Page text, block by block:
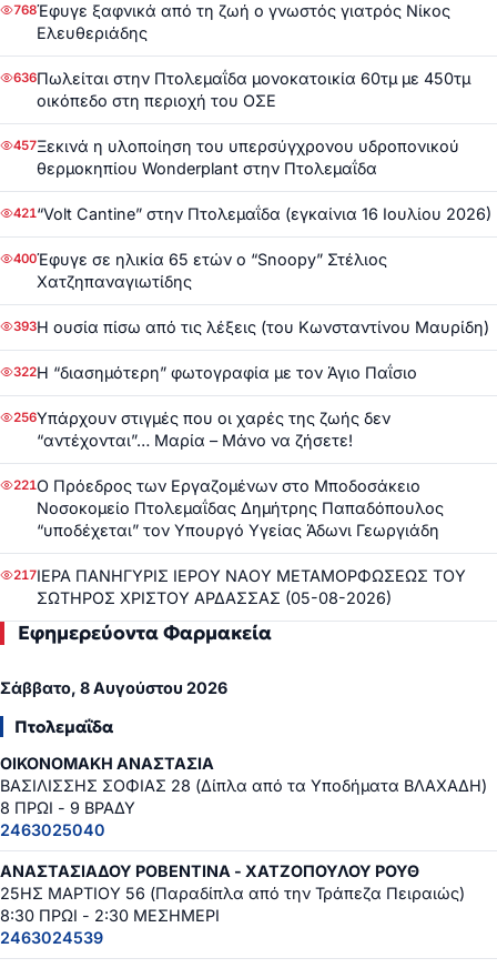
768Έφυγε ξαφνικά από τη ζωή ο γνωστός γιατρός Νίκος
Ελευθεριάδης
636Πωλείται στην Πτολεμαΐδα μονοκατοικία 60τμ με 450τμ
οικόπεδο στη περιοχή του ΟΣΕ
457Ξεκινά η υλοποίηση του υπερσύγχρονου υδροπονικού
θερμοκηπίου Wonderplant στην Πτολεμαΐδα
421“Volt Cantine” στην Πτολεμαΐδα (εγκαίνια 16 Ιουλίου 2026)
400Έφυγε σε ηλικία 65 ετών ο “Snoopy” Στέλιος
Χατζηπαναγιωτίδης
393Η ουσία πίσω από τις λέξεις (του Κωνσταντίνου Μαυρίδη)
322Η “διασημότερη” φωτογραφία με τον Άγιο Παΐσιο
256Υπάρχουν στιγμές που οι χαρές της ζωής δεν
“αντέχονται”… Μαρία – Μάνο να ζήσετε!
221Ο Πρόεδρος των Εργαζομένων στο Μποδοσάκειο
Νοσοκομείο Πτολεμαΐδας Δημήτρης Παπαδόπουλος
“υποδέχεται” τον Υπουργό Υγείας Άδωνι Γεωργιάδη
217ΙΕΡΑ ΠΑΝΗΓΥΡΙΣ ΙΕΡΟΥ ΝΑΟΥ ΜΕΤΑΜΟΡΦΩΣΕΩΣ ΤΟΥ
ΣΩΤΗΡΟΣ ΧΡΙΣΤΟΥ ΑΡΔΑΣΣΑΣ (05-08-2026)
Εφημερεύοντα Φαρμακεία
Σάββατο, 8 Αυγούστου 2026
Πτολεμαΐδα
ΟΙΚΟΝΟΜΑΚΗ ΑΝΑΣΤΑΣΙΑ
ΒΑΣΙΛΙΣΣΗΣ ΣΟΦΙΑΣ 28 (Δίπλα από τα Υποδήματα ΒΛΑΧΑΔΗ)
8 ΠΡΩΙ - 9 ΒΡΑΔΥ
2463025040
ΑΝΑΣΤΑΣΙΑΔΟΥ ΡΟΒΕΝΤΙΝΑ - ΧΑΤΖΟΠΟΥΛΟΥ ΡΟΥΘ
25ΗΣ ΜΑΡΤΙΟΥ 56 (Παραδίπλα από την Τράπεζα Πειραιώς)
8:30 ΠΡΩΙ - 2:30 ΜΕΣΗΜΕΡΙ
2463024539